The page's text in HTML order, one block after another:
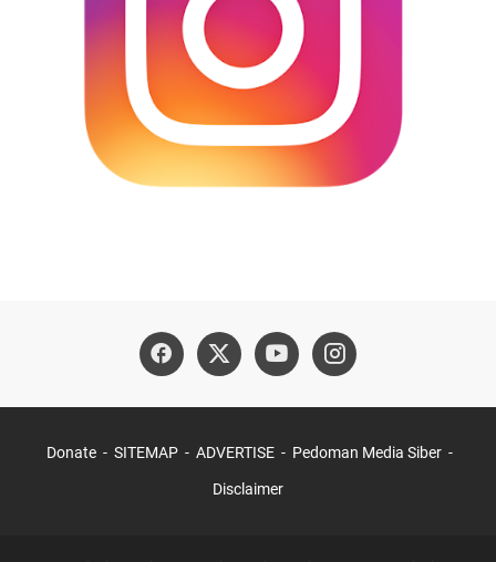
Donate SITEMAP ADVERTISE Pedoman Media Siber
Disclaimer